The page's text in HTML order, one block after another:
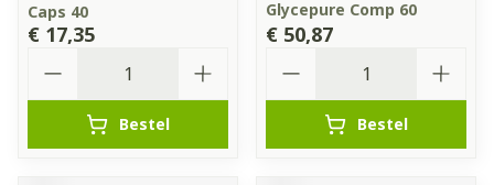
Caps 40
€ 17,35
Bestel
Glycepure Comp 60
€ 50,87
Bestel